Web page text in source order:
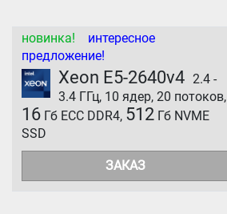
новинка! интересное
предложение!
Xeon E5-2640v4 2.4 -
3.4 ГГц, 10 ядер, 20 потоков,
16 Гб ECC DDR4, 512 Гб NVME
SSD
ЗАКАЗ